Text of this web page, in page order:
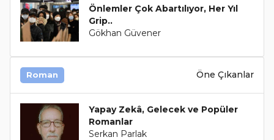
Önlemler Çok Abartılıyor, Her Yıl
Grip..
Gökhan Güvener
Roman Öne Çıkanlar
Yapay Zekâ, Gelecek ve Popüler
Romanlar
Serkan Parlak